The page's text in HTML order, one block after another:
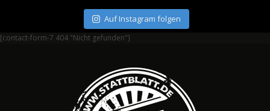
Auf Instagram folgen
[contact-form-7 404 "Nicht gefunden"]